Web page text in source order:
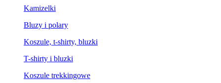
Kamizelki
Bluzy i polary
Koszule, t-shirty, bluzki
T-shirty i bluzki
Koszule trekkingowe